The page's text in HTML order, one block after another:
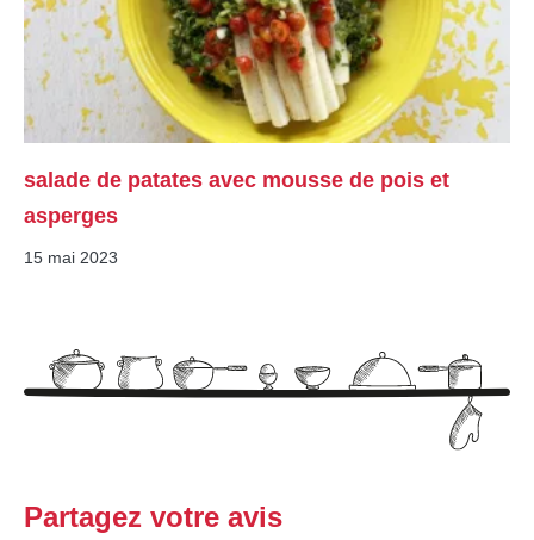
salade de patates avec mousse de pois et
asperges
15 mai 2023
Partagez votre avis